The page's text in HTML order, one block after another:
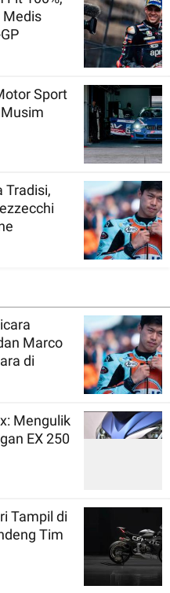
Medis
Sport
Tradisi,
Marco
di
Mengulik
EX 250
Tampil di
Tim